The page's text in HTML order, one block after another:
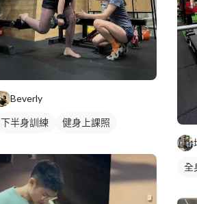
Beverly
下半身訓練
健身上課照
重訓教練
女健身教練
健身課程
重訓課程 腿部訓練
全